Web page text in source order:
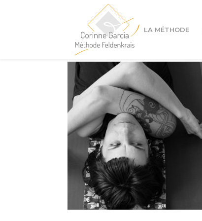
LA MÉTHODE
Cours à Lyon 1er
Cours à Lyon 4ème